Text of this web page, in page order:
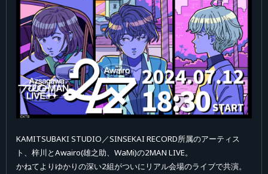
KAMITSUBAKI STUDIO／SINSEKAI RECORD所属のアーティス
ト、梓川とAwairo(雄之助、WaMi)の2MAN LIVE。
かねてよりゆかりの深い2組がついにリアル会場のライブで共演。